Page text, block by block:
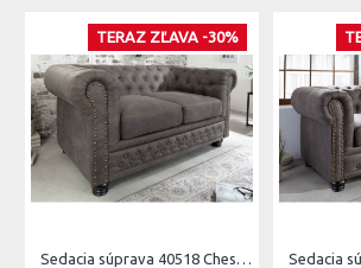
TERAZ ZĽAVA -30%
Sedacia súprava 40518 Chesterfield 2-sedenie Vintage Šedá Taupe